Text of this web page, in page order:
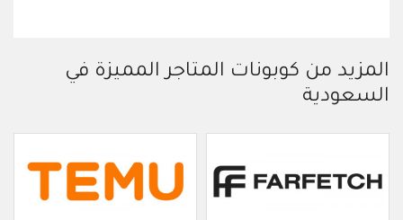
المزيد من كوبونات المتاجر المميزة في
السعودية